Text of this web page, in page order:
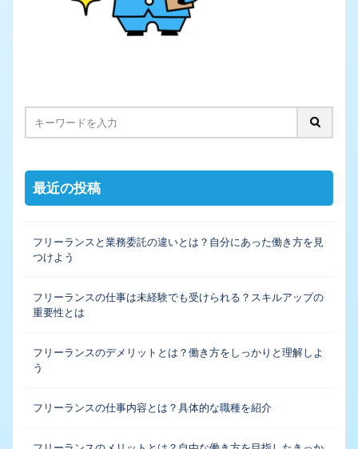
最近の投稿
フリーランスと業務委託の違いとは？自分にあった働き方を見
つけよう
フリーランスの仕事は未経験でも受けられる？スキルアップの
重要性とは
フリーランスのデメリットとは？働き方をしっかりと理解しよ
う
フリーランスの仕事内容とは？具体的な職種を紹介